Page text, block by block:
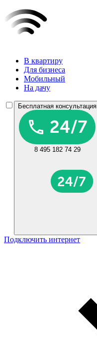
В квартиру
Для бизнеса
Мобильный
На дачу
Бесплатная консультация
8 495 182 74 29
Подключить интернет